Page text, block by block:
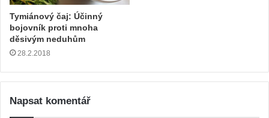
Tymiánový čaj: Účinný
bojovník proti mnoha
děsivým neduhům
28.2.2018
Napsat komentář